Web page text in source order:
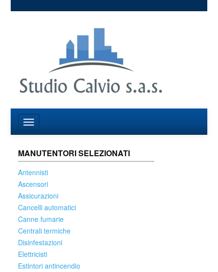
MANUTENTORI SELEZIONATI
Antennisti
Ascensori
Assicurazioni
Cancelli automatici
Canne fumarie
Centrali termiche
Disinfestazioni
Elettricisti
Estintori antincendio